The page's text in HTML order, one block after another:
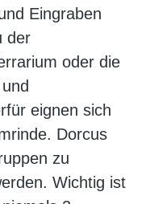
Eingraben
der
oder die
eignen sich
Dorcus
zu
Wichtig ist